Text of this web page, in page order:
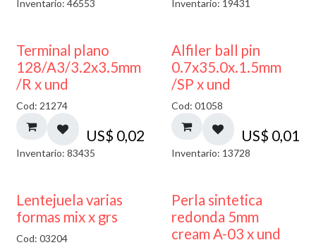
Inventario: 46553 Inventario: 19431
Terminal plano
128/A3/3.2x3.5mm
/R x und
Cod: 21274
US$ 0,02
Inventario: 83435
Alfiler ball pin
0.7x35.0x.1.5mm
/SP x und
Cod: 01058
US$ 0,01
Inventario: 13728
Lentejuela varias
formas mix x grs
Cod: 03204
Perla sintetica
redonda 5mm
cream A-03 x und